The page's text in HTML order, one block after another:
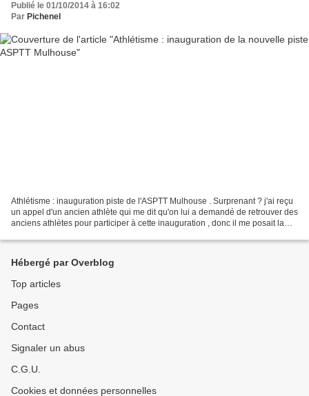
Publié le 01/10/2014 à 16:02
Par Pichenel
Athlétisme : inauguration piste de l'ASPTT Mulhouse . Surprenant ? j'ai reçu
un appel d'un ancien athlète qui me dit qu'on lui a demandé de retrouver des
anciens athlètes pour participer à cette inauguration , donc il me posait la
Hébergé par Overblog
Top articles
Pages
Contact
Signaler un abus
C.G.U.
Cookies et données personnelles